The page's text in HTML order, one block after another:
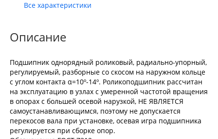
Все характеристики
Описание
Подшипник однорядный роликовый, радиально-упорный,
регулируемый, разборные со скосом на наружном кольце
с углом контакта α=10º-14º. Роликоподшипник рассчитан
на эксплуатацию в узлах с умеренной частотой вращения
в опорах с большей осевой нарузкой, НЕ ЯВЛЯЕТСЯ
самоустанавливающимся, поэтому не допускается
перекосов вала при установке, осевая игра подшипника
регулируется при сборке опор.